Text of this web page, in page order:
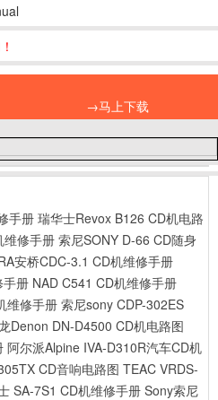
→马上下载
手册 瑞华士Revox B126 CD机电路
维修手册 索尼SONY D-66 CD随身
安桥CDC-3.1 CD机维修手册
手册 NAD C541 CD机维修手册
维修手册索尼sony CDP-302ES
Denon DN-D4500 CD机电路图
阿尔派Alpine IVA-D310R汽车CD机
CD音响电路图 TEAC VRDS-
SA-7S1 CD机维修手册 Sony索尼